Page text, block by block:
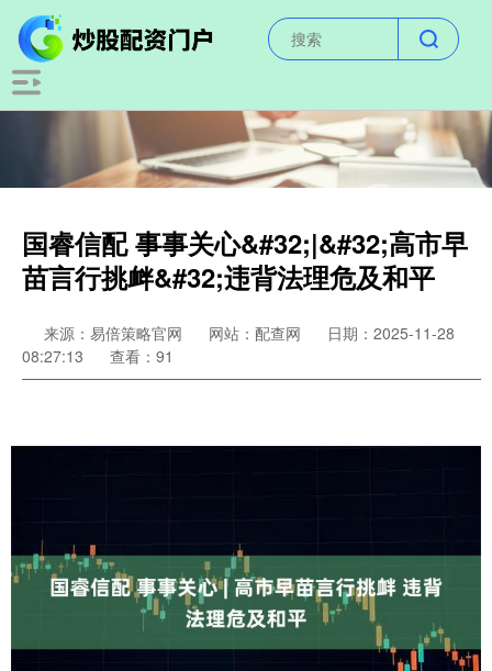
国睿信配 事事关心&#32;|&#32;高市早
苗言行挑衅&#32;违背法理危及和平
来源：易倍策略官网 网站：配查网
日期：2025-11-28
08:27:13
查看：91